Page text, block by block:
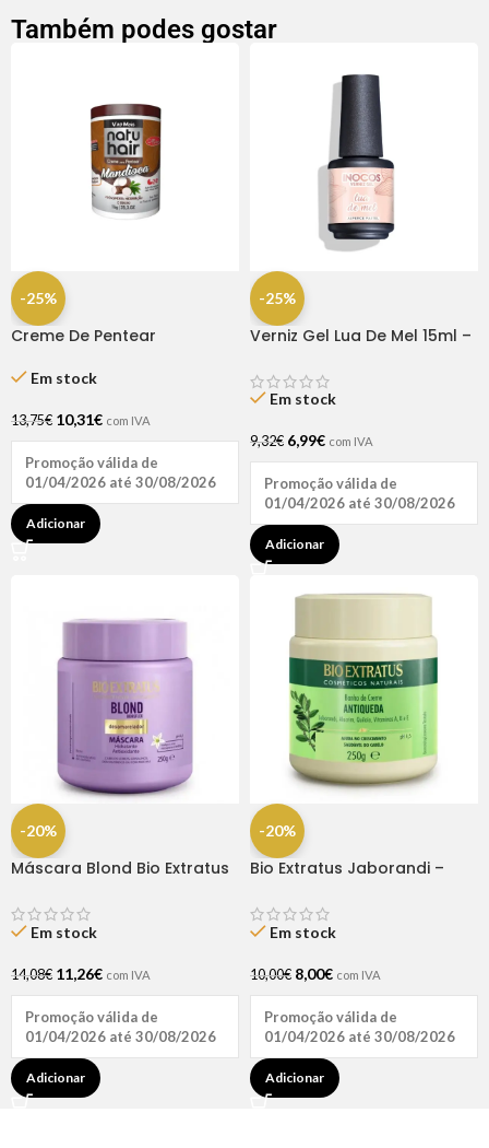
Também podes gostar
-25%
Creme De Pentear
Em stock
13,75€ 10,31€ com IVA
Promoção válida de
01/04/2026 até 30/08/2026
Adicionar
-25%
Verniz Gel Lua De Mel 15ml –
Em stock
9,32€ 6,99€ com IVA
Promoção válida de
01/04/2026 até 30/08/2026
Adicionar
-20%
Máscara Blond Bio Extratus
Em stock
14,08€ 11,26€ com IVA
Promoção válida de
01/04/2026 até 30/08/2026
Adicionar
-20%
Bio Extratus Jaborandi –
Em stock
10,00€ 8,00€ com IVA
Promoção válida de
01/04/2026 até 30/08/2026
Adicionar